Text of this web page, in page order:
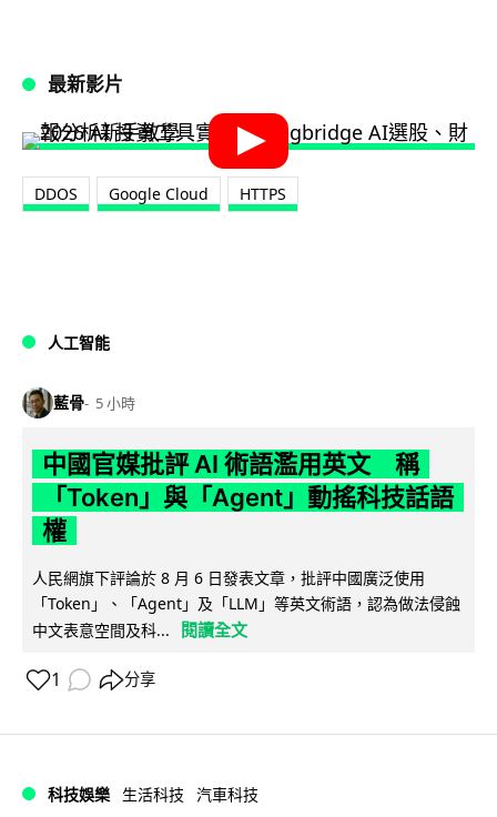
最新影片
DDOS Google Cloud HTTPS
人工智能
藍骨 5 小時
中國官媒批評 AI 術語濫用英文 稱
「Token」與「Agent」動搖科技話語
權
人民網旗下評論於 8 月 6 日發表文章，批評中國廣泛使用
「Token」、「Agent」及「LLM」等英文術語，認為做法侵蝕
中文表意空間及科...
閱讀全文
1 分享
科技娛樂 生活科技 汽車科技